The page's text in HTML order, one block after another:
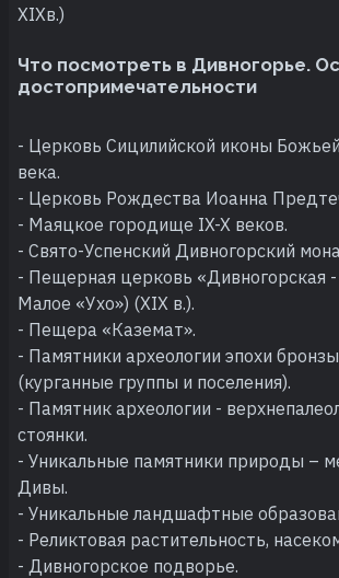
XIXв.)
Что посмотреть в Дивногорье.
достопримечательности
- Церковь Сицилийской иконы
века.
- Церковь Рождества Иоанна
- Маяцкое городище IX-X веков.
- Свято-Успенский Дивногорский
- Пещерная церковь «Дивногорская
Малое «Ухо») (XIX в.).
- Пещера «Каземат».
- Памятники археологии эпохи
(курганные группы и поселения).
- Памятник археологии -
стоянки.
- Уникальные памятники природы –
Дивы.
- Уникальные ландшафтные
- Реликтовая растительность,
- Дивногорское подворье.